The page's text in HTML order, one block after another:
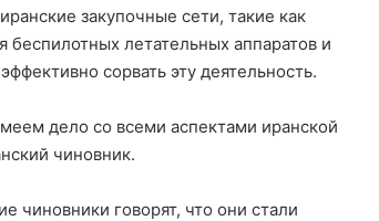
закупочные сети, такие как
летательных аппаратов и
сорвать эту деятельность.
дело со всеми аспектами иранской
чиновник.
чиновники говорят, что они стали